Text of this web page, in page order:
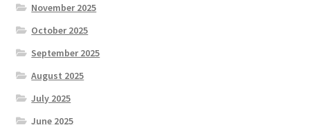
November 2025
October 2025
September 2025
August 2025
July 2025
June 2025